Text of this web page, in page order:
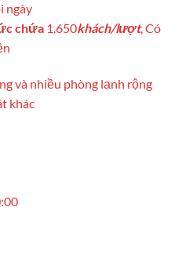
ngày
chứa 1.650khách/lượt, Có
và nhiều phòng lạnh rộng
khác